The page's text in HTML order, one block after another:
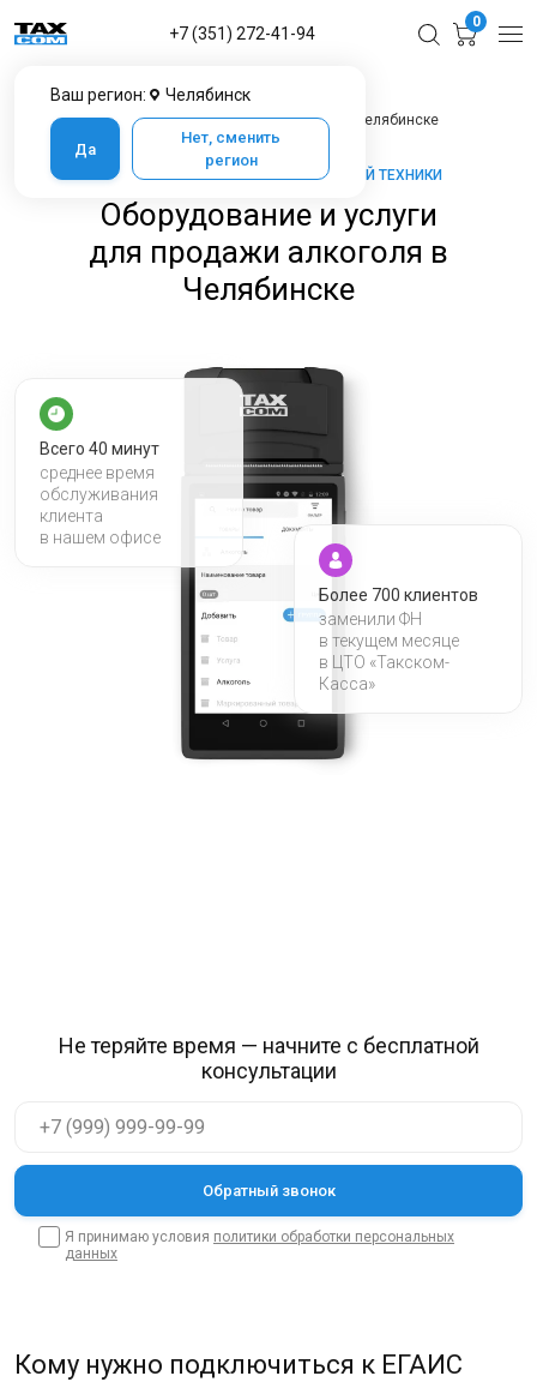
Ваш регион: Челябинск
Да
Нет, сменить
регион
+7 (351) 272-41-94
0
Главная
Услуги ЦТО
Оборудование и услуги для продажи алкоголя в Челябинске
ТАКСКОМ-КАССА — МАРКЕТ КАССОВОЙ ТЕХНИКИ
Оборудование и услуги
для продажи алкоголя в
Челябинске
Не теряйте время — начните с бесплатной
консультации
Я принимаю условия политики обработки персональных
данных
Всего 40 минут
среднее время
обслуживания
клиента
в нашем офисе
Более 700 клиентов
заменили ФН
в текущем месяце
в ЦТО «Такском-
Касса»
Кому нужно подключиться к ЕГАИС